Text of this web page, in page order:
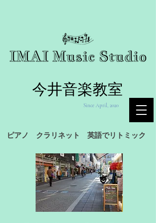
Since April, 2020
ピアノ クラリネット 英語でリトミック
今井音楽教室